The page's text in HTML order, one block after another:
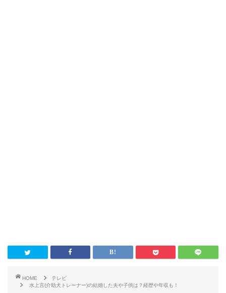
HOME
テレビ
水上言(介助犬トレーナー)の結婚した夫や子供は？経歴や年収も！